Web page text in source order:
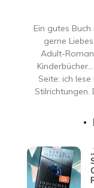
Ein gutes
gerne
Adult-
Seite: ich
Stilrichtungen.